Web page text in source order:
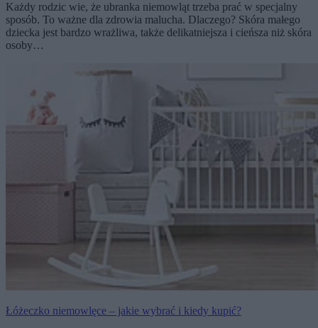
Każdy rodzic wie, że ubranka niemowląt trzeba prać w specjalny
sposób. To ważne dla zdrowia malucha. Dlaczego? Skóra małego
dziecka jest bardzo wrażliwa, także delikatniejsza i cieńsza niż skóra
osoby…
Łóżeczko niemowlęce – jakie wybrać i kiedy kupić?